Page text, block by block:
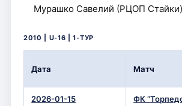
Мурашко Савелий (РЦОП Стайки)
2010 | U-16 | 1-ТУР
Дата Матч
2026-01-15
ФК